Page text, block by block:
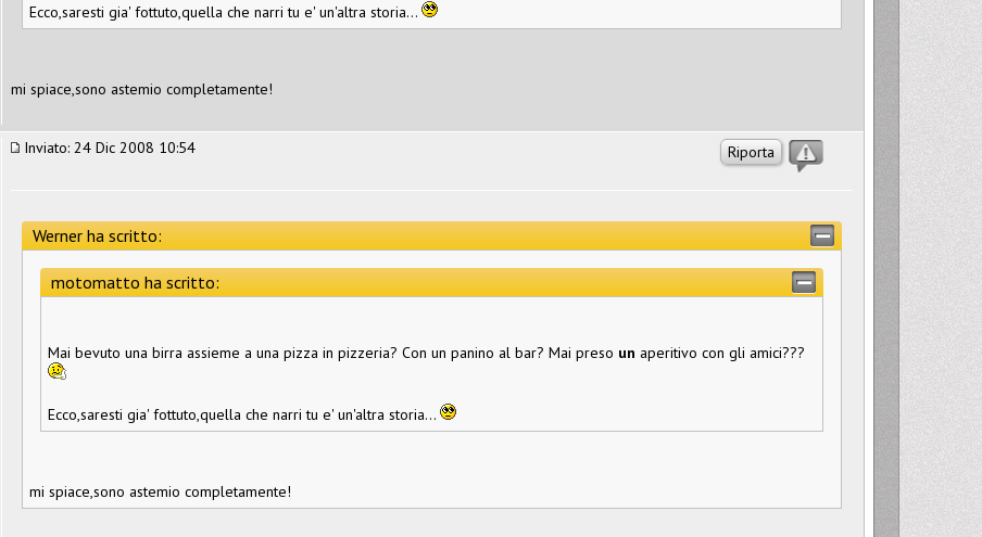
Ecco,saresti gia' fottuto,quella che narri tu e' un'altra storia...
mi spiace,sono astemio completamente!
Riporta
Inviato: 24 Dic 2008 10:54
Werner ha scritto:
motomatto ha scritto:
Mai bevuto una birra assieme a una pizza in pizzeria? Con un panino al bar? Mai preso un aperitivo con gli amici???
Ecco,saresti gia' fottuto,quella che narri tu e' un'altra storia...
mi spiace,sono astemio completamente!